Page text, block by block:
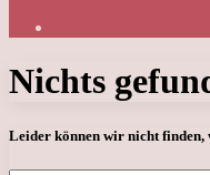
Nichts
Leider können wir nicht finden,